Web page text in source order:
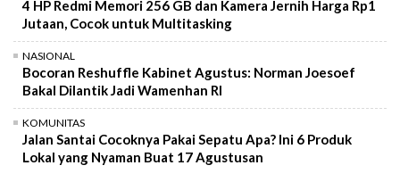
4 HP Redmi Memori 256 GB dan Kamera Jernih Harga Rp1
Jutaan, Cocok untuk Multitasking
NASIONAL
Bocoran Reshuffle Kabinet Agustus: Norman Joesoef
Bakal Dilantik Jadi Wamenhan RI
KOMUNITAS
Jalan Santai Cocoknya Pakai Sepatu Apa? Ini 6 Produk
Lokal yang Nyaman Buat 17 Agustusan